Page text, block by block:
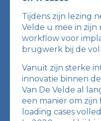
Tijdens zijn lezing
Velde u mee in
workflow voor
brugwerk bij de
Vanuit zijn sterke
innovatie binnen
Van De Velde al
een manier om
loading cases